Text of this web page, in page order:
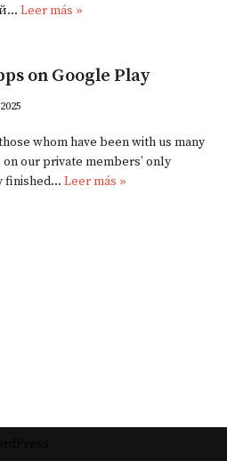
Leer más »
on Google Play
whom have been with us many
our private members’ only
finished… Leer más »